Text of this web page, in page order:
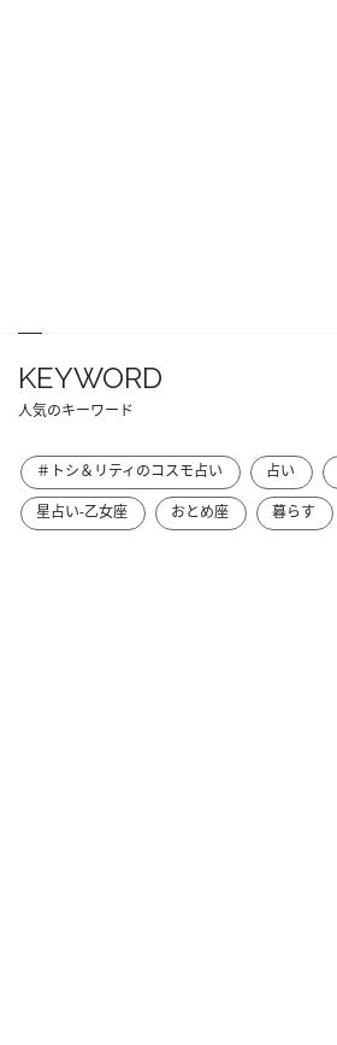
KEYWORD
人気のキーワード
＃トシ＆リティのコスモ占い 占い
星占い-乙女座
おとめ座 暮らす